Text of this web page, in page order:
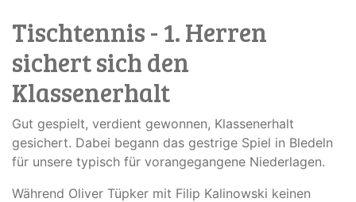
Tischtennis - 1. Herren
sichert sich den
Klassenerhalt
Gut gespielt, verdient gewonnen, Klassenerhalt
gesichert. Dabei begann das gestrige Spiel in Bledeln
für unsere typisch für vorangegangene Niederlagen.
Während Oliver Tüpker mit Filip Kalinowski keinen